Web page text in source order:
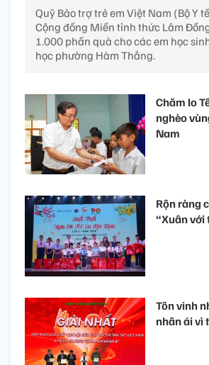
Quỹ Bảo trợ trẻ em Việt Nam (Bộ Y
Cộng đồng Miền tỉnh thức Lâm
1.000 phần quà cho các em học
học phường Hàm Thắng.
Chăm lo
nghèo
Nam
Rộn ràng
“Xuân với
Tôn vinh
nhân ái vì